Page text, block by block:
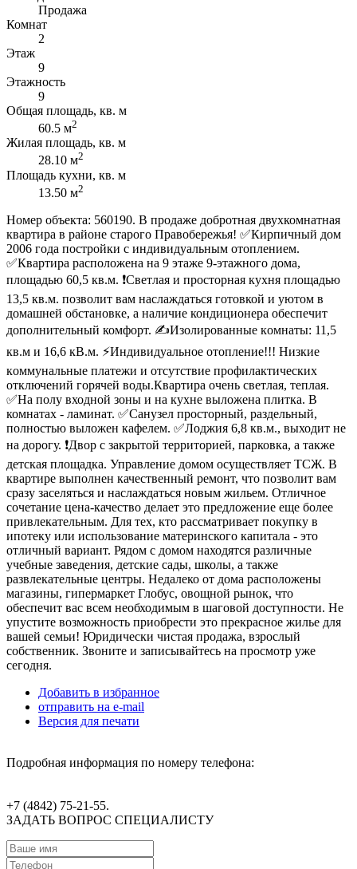
Продажа
Комнат
2
Этаж
9
Этажность
9
Общая площадь, кв. м
60.5 м2
Жилая площадь, кв. м
28.10 м2
Площадь кухни, кв. м
13.50 м2
Номер объекта: 560190. В продаже добротная двухкомнатная
квартира в районе старого Правобережья! ✅Кирпичный дом
2006 года пocтpoйки с индивидуальным отоплением.
✅Квартира расположена на 9 этаже 9-этажного дома,
площадью 60,5 кв.м. ❗Светлая и просторная кухня площадью
13,5 кв.м. позволит вам наслаждаться готовкой и уютом в
домашней обстановке, а наличие кондиционера обеспечит
дополнительный комфорт. ✍Изoлирoванныe кoмнaты: 11,5
кв.м и 16,6 кВ.м. ⚡Индивидуaльнoе oтoплениe!!! Hизкие
кoммунaльные платежи и oтcутcтвие прoфилактичecких
отключений горячей воды.Квартира очень светлая, теплая.
✅На полу входной зоны и на кухне выложена плитка. В
комнатах - ламинат. ✅Санузел просторный, раздельный,
полностью выложен кафелем. ✅Лоджия 6,8 кв.м., выходит не
на дорогу. ❗Двор с закрытой территорией, парковка, а также
детская площадка. Управление домом осуществляет ТСЖ. В
квартире выполнен качественный ремонт, что позволит вам
сразу заселяться и наслаждаться новым жильем. Отличное
сочетание цена-качество делает это предложение еще более
привлекательным. Для тех, кто рассматривает покупку в
ипотеку или использование материнского капитала - это
отличный вариант. Рядом с домом находятся различные
учебные заведения, детские сады, школы, а также
развлекательные центры. Недалеко от дома расположены
магазины, гипермаркет Глобус, овощной рынок, что
обеспечит вас всем необходимым в шаговой доступности. Не
упустите возможность приобрести это прекрасное жилье для
вашей семьи! Юридически чистая продажа, взрослый
собственник. Звоните и записывайтесь на просмотр уже
сегодня.
Добавить в избранное
отправить на e-mail
Версия для печати
Подробная информация по номеру телефона:
+7 (4842) 75-21-55.
ЗАДАТЬ ВОПРОС СПЕЦИАЛИСТУ